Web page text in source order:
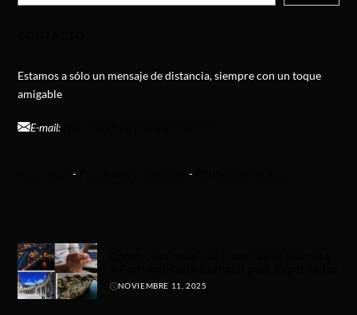
Estamos a sólo un mensaje de distancia, siempre con un toque
amigable
E-mail:info@opportunityportugal.com.com
- -
NOVIEMBRE 11, 2025